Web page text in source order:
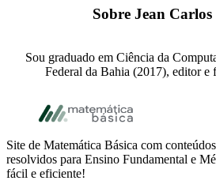
Sobre Jean Carlos
Sou graduado em Ciência da
Federal da Bahia (2017), editor e
Footer
Site de Matemática Básica com
resolvidos para Ensino Fundamental e
fácil e eficiente!